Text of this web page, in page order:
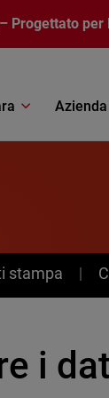
– Progettato per
Azienda
stampa
i